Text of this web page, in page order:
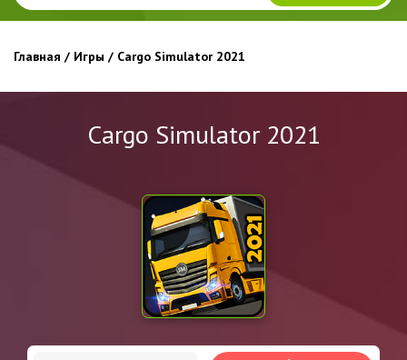
Главная / Игры / Cargo Simulator 2021
Cargo Simulator 2021